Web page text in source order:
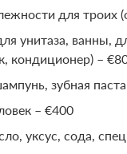
для троих
унитаза, ванны,
кондиционер) –
зубная
– €400
уксус, сода,